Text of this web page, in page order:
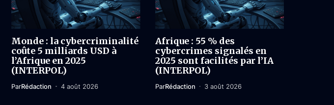
Monde : la cybercriminalité
coûte 5 milliards USD à
l’Afrique en 2025
(INTERPOL)
ParRédaction 4 août 2026
Afrique : 55 % des
cybercrimes signalés en
2025 sont facilités par l’IA
(INTERPOL)
ParRédaction 3 août 2026